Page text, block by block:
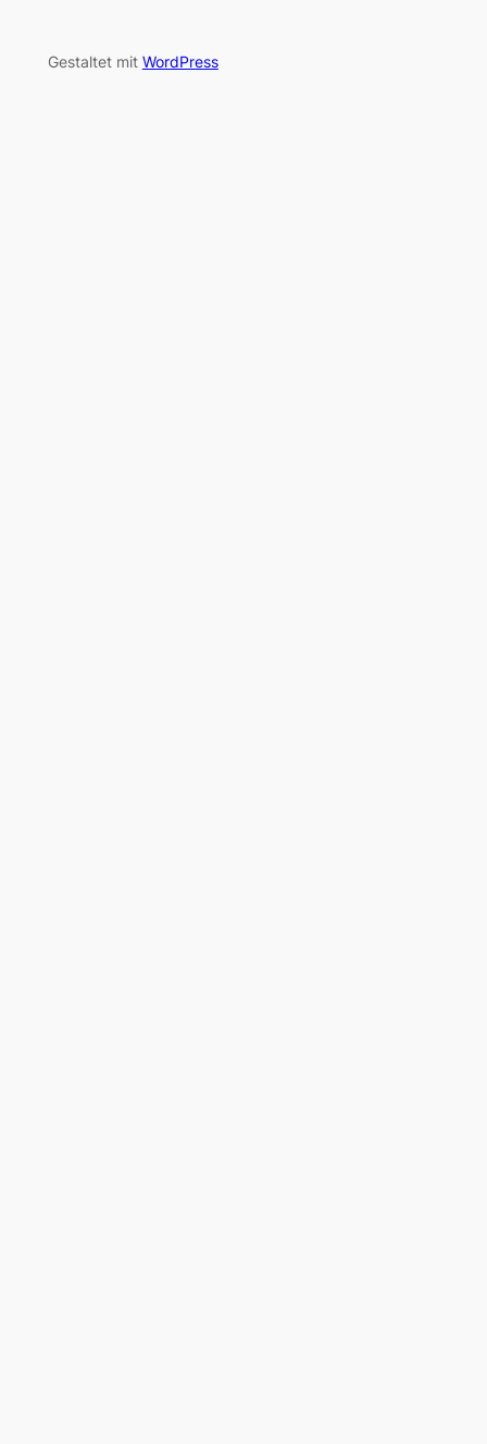
Gestaltet mit WordPress